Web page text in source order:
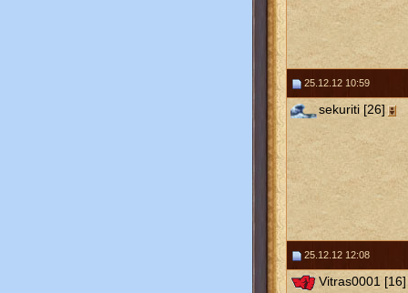
25.12.12 10:59
sekuriti [26]
25.12.12 12:08
Vitras0001 [16]